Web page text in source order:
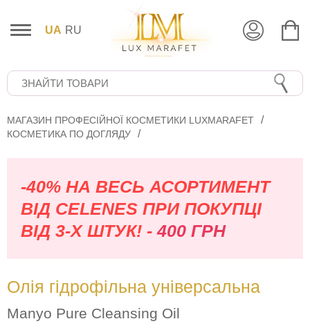
UA RU
МАГАЗИН ПРОФЕСІЙНОЇ КОСМЕТИКИ LUXMARAFET
КОСМЕТИКА ПО ДОГЛЯДУ
-40% НА ВЕСЬ АСОРТИМЕНТ
ВІД CELENES ПРИ ПОКУПЦІ
ВІД 3-Х ШТУК! -400 ГРН
Олія гідрофільна універсальна
Manyo Pure Cleansing Oil